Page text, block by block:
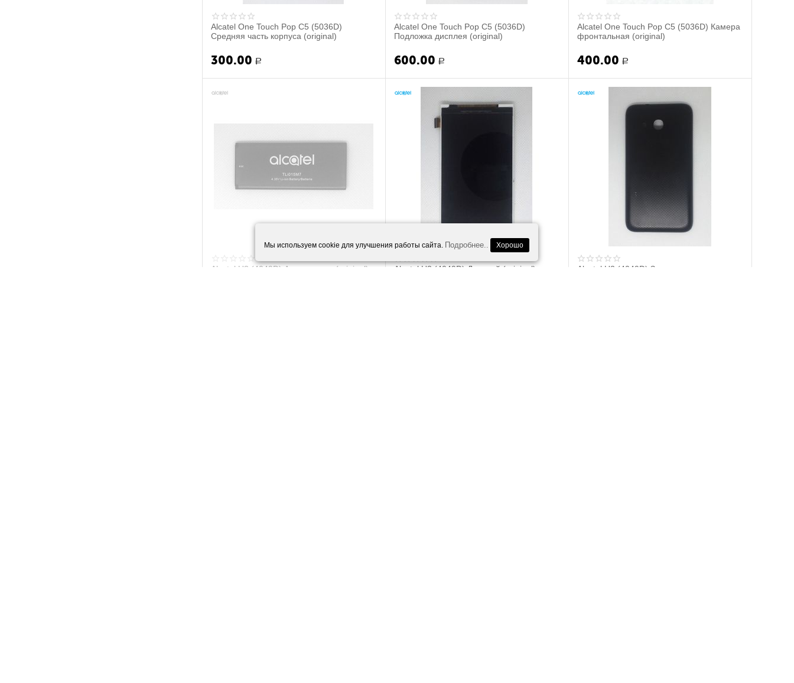
Мы используем cookie для улучшения работы сайта. Подробнее.. Хорошо
Alcatel One Touch Pop C5 (5036D)
Средняя часть корпуса (original)
300.00 Р
Alcatel One Touch Pop C5 (5036D)
Подложка дисплея (original)
600.00 Р
Alcatel One Touch Pop C5 (5036D) Камера
фронтальная (original)
400.00 Р
Alcatel U3 (4049D) Аккумулятор (original) Alcatel U3 (4049D) Дисплей (original)
Alcatel U3 (4049D) Задняя крышка